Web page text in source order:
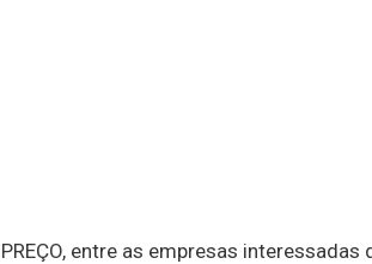
entre as empresas interessadas